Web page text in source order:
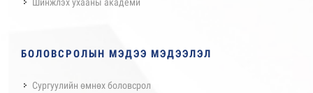
Шинжлэх ухааны академи
БОЛОВСРОЛЫН МЭДЭЭ МЭДЭЭЛЭЛ
Сургуулийн өмнөх боловсрол